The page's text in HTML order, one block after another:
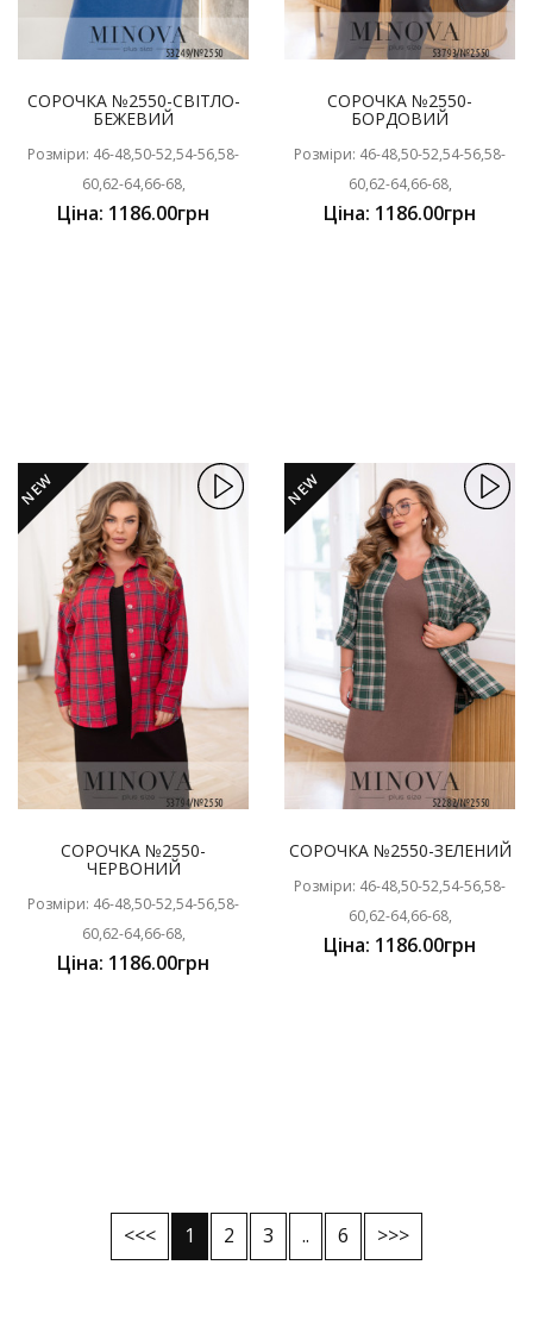
СОРОЧКА №2550-СВІТЛО-
БЕЖЕВИЙ
Розміри: 46-48,50-52,54-56,58-
60,62-64,66-68,
Ціна: 1186.00грн
СОРОЧКА №2550-
БОРДОВИЙ
Розміри: 46-48,50-52,54-56,58-
60,62-64,66-68,
Ціна: 1186.00грн
NEW
СОРОЧКА №2550-
ЧЕРВОНИЙ
Розміри: 46-48,50-52,54-56,58-
60,62-64,66-68,
Ціна: 1186.00грн
NEW
СОРОЧКА №2550-ЗЕЛЕНИЙ
Розміри: 46-48,50-52,54-56,58-
60,62-64,66-68,
Ціна: 1186.00грн
<<< 1 2 3 .. 6 >>>